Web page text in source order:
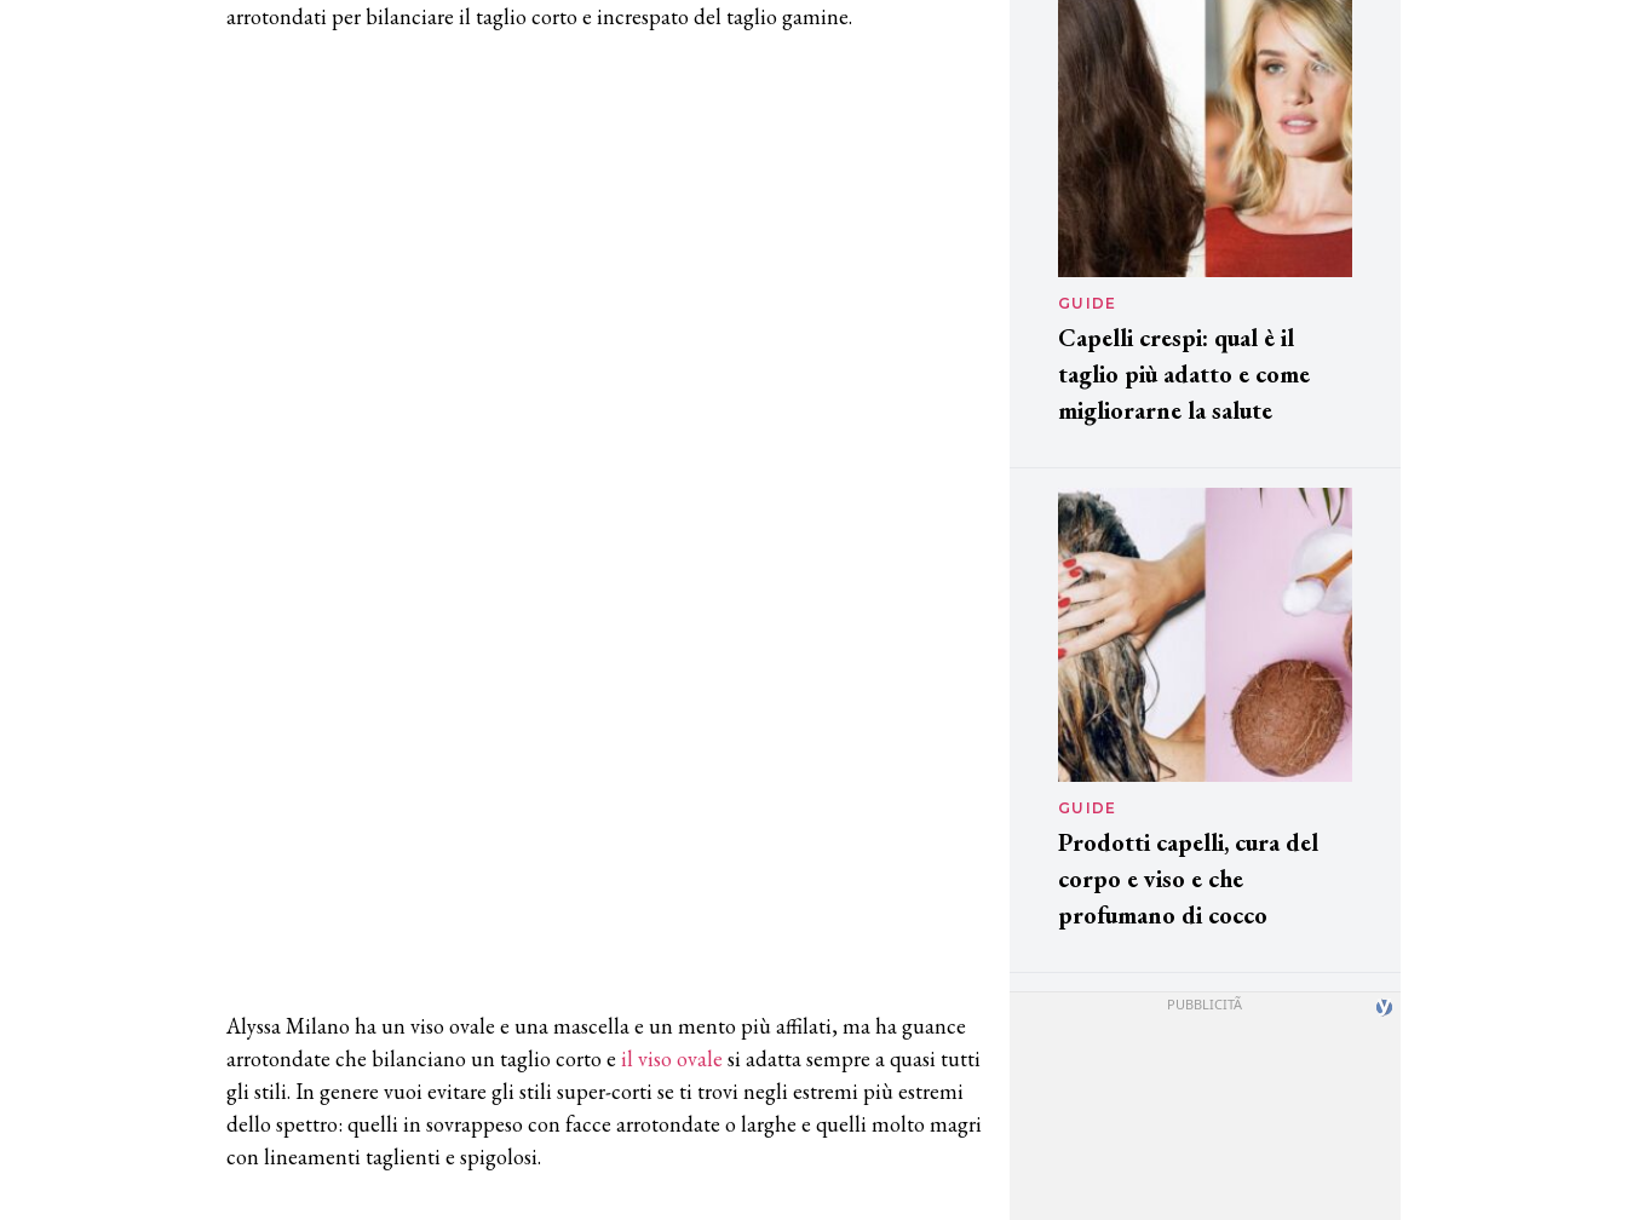
arrotondati per bilanciare il taglio corto e increspato del taglio gamine.
Alyssa Milano ha un viso ovale e una mascella e un mento più affilati, ma ha guance
arrotondate che bilanciano un taglio corto e il viso ovale si adatta sempre a quasi tutti
gli stili. In genere vuoi evitare gli stili super-corti se ti trovi negli estremi più estremi
dello spettro: quelli in sovrappeso con facce arrotondate o larghe e quelli molto magri
con lineamenti taglienti e spigolosi.
GUIDE
Capelli crespi: qual è il
taglio più adatto e come
migliorarne la salute
GUIDE
Prodotti capelli, cura del
corpo e viso e che
profumano di cocco